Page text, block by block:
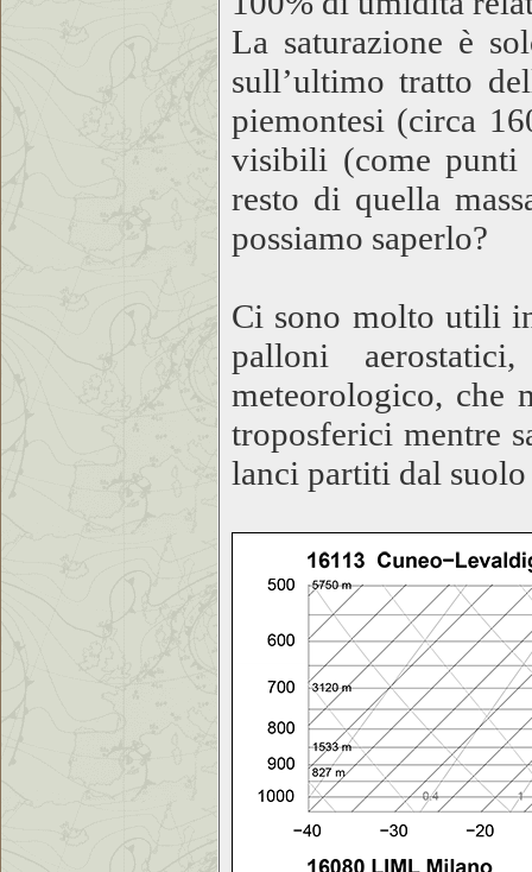
La saturazione è
sull’ultimo tratto
piemontesi (circa
visibili (come punti
resto di quella
possiamo saperlo?
Ci sono molto utili
palloni
meteorologico, che
troposferici mentre
lanci partiti dal